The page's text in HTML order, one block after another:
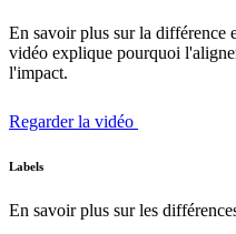
En savoir plus sur la différence
vidéo explique pourquoi
l'impact.
Regarder la vidéo
Labels
En savoir plus sur les